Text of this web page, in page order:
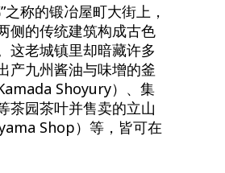
之称的锻冶屋町大街上，
侧的传统建筑构成古色
这老城镇里却暗藏许多
产九州酱油与味增的釜
Shoyury）、集
茶园茶叶并售卖的立山
Shop）等，皆可在